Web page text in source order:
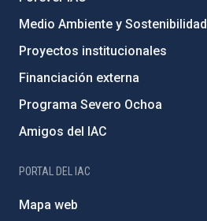
Medio Ambiente y Sostenibilidad
Proyectos institucionales
Financiación externa
Programa Severo Ochoa
Amigos del IAC
PORTAL DEL IAC
Mapa web